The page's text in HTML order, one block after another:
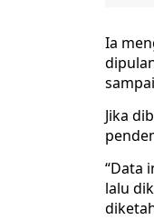
Ia
Jika
“Data
lalu